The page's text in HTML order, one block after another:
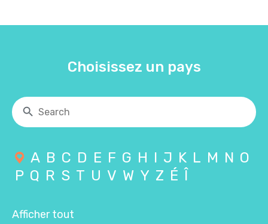
Choisissez un pays
A B C D E F G H I J K L M N O
P Q R S T U V W Y Z É Î
Afficher tout